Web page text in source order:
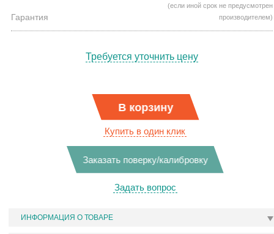
Гарантия
(если иной срок не предусмотрен
производителем)
Требуется уточнить цену
В корзину
Купить в один клик
Заказать поверку/калибровку
Задать вопрос
ИНФОРМАЦИЯ О ТОВАРЕ